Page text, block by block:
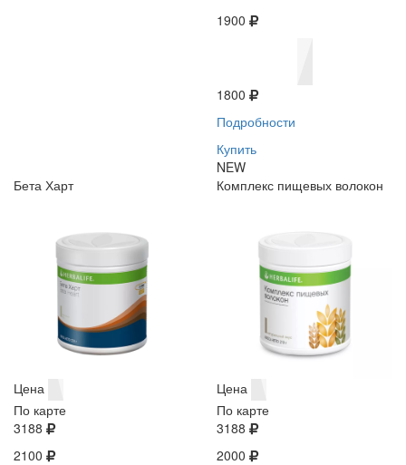
1900
1800
Подробности
Купить
NEW
Бета Харт
Цена
По карте
3188
2100
Комплекс пищевых волокон
Цена
По карте
3188
2000